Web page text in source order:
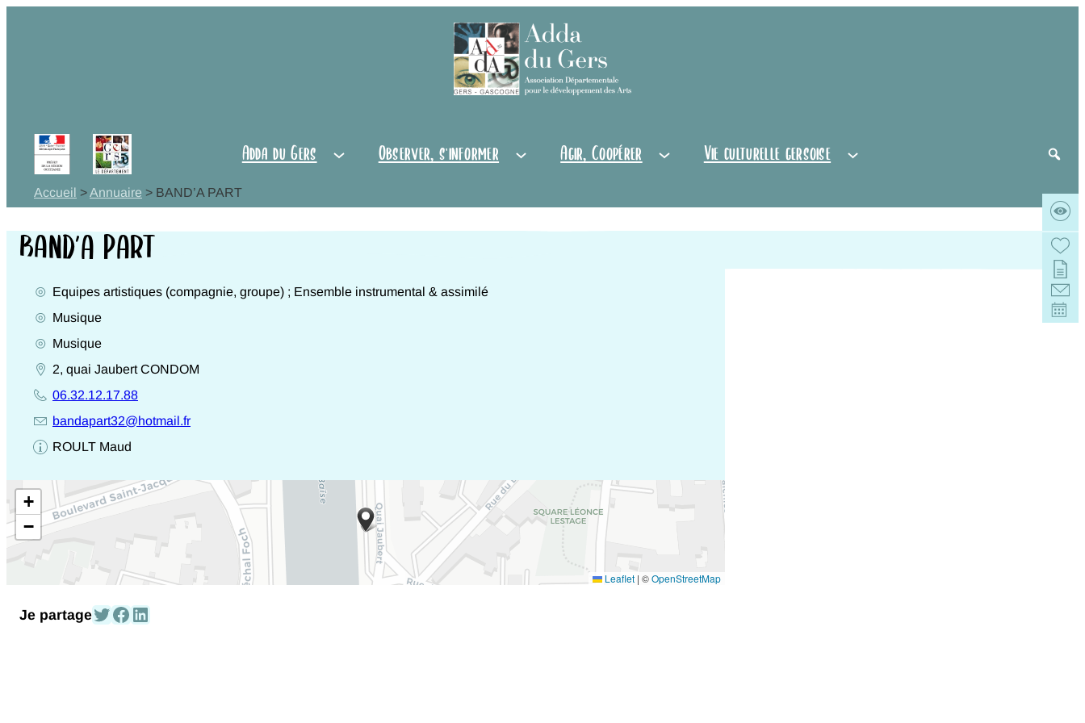
Observer,
s'informer
Coopérer
Vie
culturelle
gersoise
Adda du Gers Observer, s'informer Agir, Coopérer Vie culturelle gersoise
Accueil >Annuaire > BAND’A PART
BAND’A PART
Activités
Equipes artistiques (compagnie, groupe) ; Ensemble instrumental & assimilé
Genres
Musique
Disciplines
Musique
Adresse
entière
2, quai JaubertCONDOM
Téléphone
06.32.12.17.88
E-
mail
bandapart32@hotmail.fr
Nom
de
destinataire
ROULT Maud
+
−
Leaflet | ©OpenStreetMap
Je partagePartagez-le sur Twitter
Partagez-le sur Facebook
Partagez-le sur Linked In